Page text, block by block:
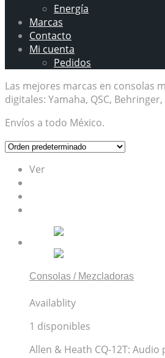
Energía
Marcas
Contacto
Mi cuenta
Pedidos
Las mejores marcas en consolas
digitales: Yamaha, QSC,
Envíos a todo México.
Ver
Consolas / Mezcladoras
Availablity
1 disponibles
Allen & Heath CQ-12T: